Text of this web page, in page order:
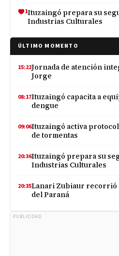
1Ituzaingó prepara su
Industrias Culturales
ÚLTIMO MOMENTO
15:22Jornada de atención
Jorge
08:17Ituzaingó capacita a
dengue
09:06Ituzaingó activa
de tormentas
20:36Ituzaingó prepara su
Industrias Culturales
20:35Lanari Zubiaur recorrió
del Paraná
PUBLICIDAD